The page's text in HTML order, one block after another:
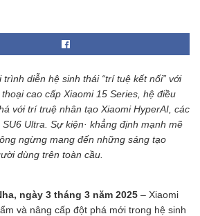
diễn hệ sinh thái “trí tuệ kết nối” với
cao cấp Xiaomi 15 Series, hệ điều
với trí truệ nhân tạo Xiaomi HyperAI, các
Ultra. Sự kiện· khẳng định mạnh mẽ
ngừng mang đến những sáng tạo
dùng trên toàn cầu.
ngày 3 tháng 3 năm 2025 – Xiaomi
và nâng cấp đột phá mới trong hệ sinh